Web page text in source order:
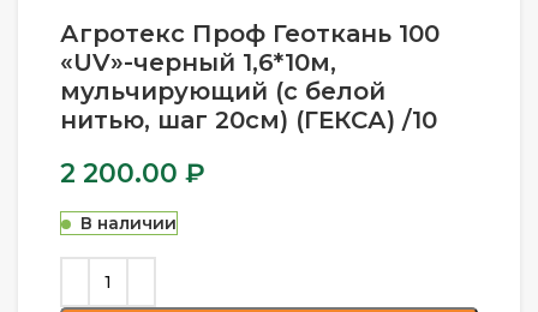
Агротекс Проф Геоткань 100
«UV»-черный 1,6*10м,
мульчирующий (с белой
нитью, шаг 20см) (ГЕКСА) /10
2 200.00 ₽
В наличии